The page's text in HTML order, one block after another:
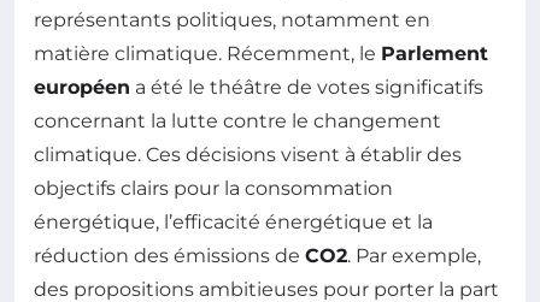
représentants politiques, notamment en
matière climatique. Récemment, le Parlement
européen a été le théâtre de votes significatifs
concernant la lutte contre le changement
climatique. Ces décisions visent à établir des
objectifs clairs pour la consommation
énergétique, l’efficacité énergétique et la
réduction des émissions de CO2. Par exemple,
des propositions ambitieuses pour porter la part